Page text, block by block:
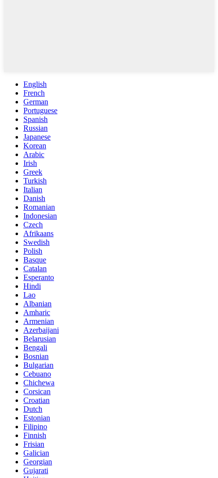
English
French
German
Portuguese
Spanish
Russian
Japanese
Korean
Arabic
Irish
Greek
Turkish
Italian
Danish
Romanian
Indonesian
Czech
Afrikaans
Swedish
Polish
Basque
Catalan
Esperanto
Hindi
Lao
Albanian
Amharic
Armenian
Azerbaijani
Belarusian
Bengali
Bosnian
Bulgarian
Cebuano
Chichewa
Corsican
Croatian
Dutch
Estonian
Filipino
Finnish
Frisian
Galician
Georgian
Gujarati